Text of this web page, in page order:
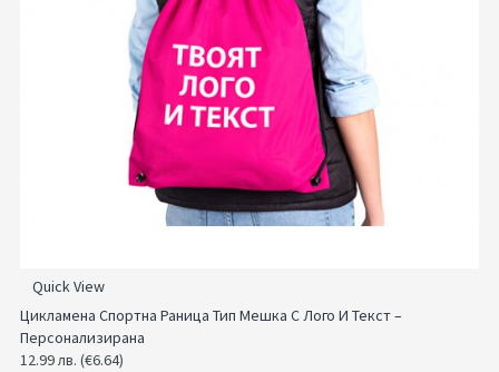
Quick View
Цикламeна Спортна Раница Тип Мешка С Лого И Текст –
Персонализирана
12.99 лв. (€6.64)